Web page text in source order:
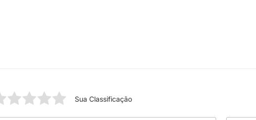
Sua Classificação